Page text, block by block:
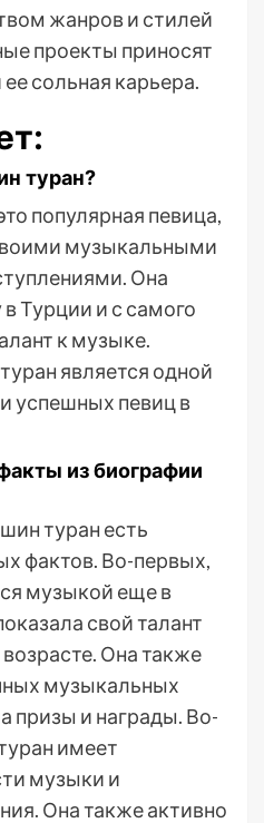
жанров и стилей
проекты приносят
сольная карьера.
туран?
популярная певица,
музыкальными
Она
Турции и с самого
к музыке.
является одной
успешных певиц в
из биографии
туран есть
фактов. Во-первых,
музыкой еще в
свой талант
Она также
музыкальных
призы и награды. Во-
имеет
музыки и
Она также активно